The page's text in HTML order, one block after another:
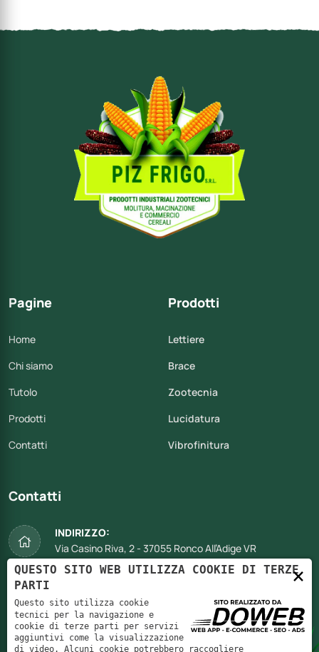
Pagine
Home
Chi siamo
Tutolo
Prodotti
Contatti
Prodotti
Lettiere
Brace
Zootecnia
Lucidatura
Vibrofinitura
Contatti
INDIRIZZO:
Via Casino Riva, 2 - 37055 Ronco All’Adige VR
TELEFONO:
+39 045 702 0647
×
QUESTO SITO WEB UTILIZZA COOKIE DI TERZE
PARTI
Questo sito utilizza cookie
tecnici per la navigazione e
cookie di terze parti per servizi
aggiuntivi come la visualizzazione
di video. Alcuni cookie potrebbero raccogliere